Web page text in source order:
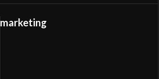
marketing